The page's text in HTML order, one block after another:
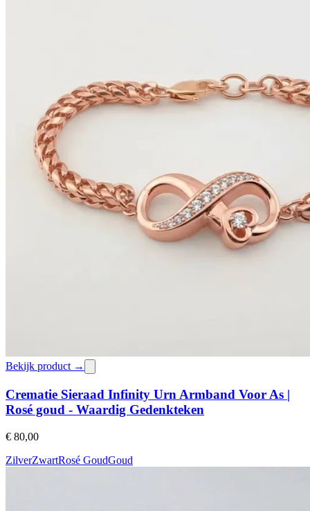
Bekijk product →
Crematie Sieraad Infinity Urn Armband Voor As |
Rosé goud - Waardig Gedenkteken
€ 80,00
ZilverZwartRosé GoudGoud